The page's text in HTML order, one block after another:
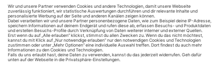
Datenschutzhinweise
Impressum
Privatsphäre-Einstellungen